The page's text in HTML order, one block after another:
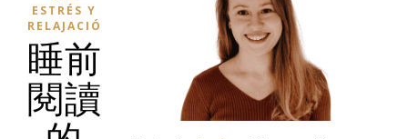
ESTRÉS Y
RELAJACIÓN
睡前
閱讀